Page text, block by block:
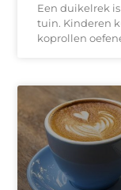
Een duikelrek
tuin. Kinderen
koprollen